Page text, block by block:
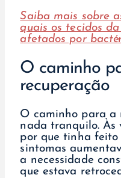
Saiba mais sobre
quais os tecidos
afetados por
O caminho
recuperação
O caminho para a
nada tranquilo. Às
por que tinha feito
sintomas
a necessidade
que estava